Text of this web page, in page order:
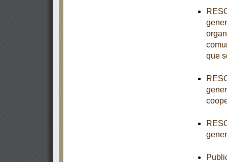
que